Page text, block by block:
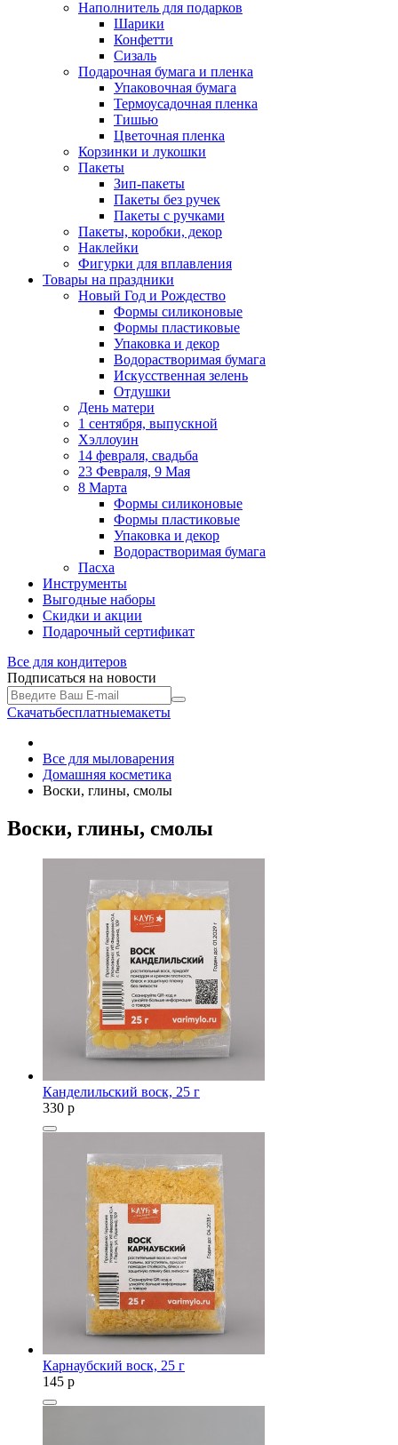
Наполнитель для подарков
Шарики
Конфетти
Сизаль
Подарочная бумага и пленка
Упаковочная бумага
Термоусадочная пленка
Тишью
Цветочная пленка
Корзинки и лукошки
Пакеты
Зип-пакеты
Пакеты без ручек
Пакеты с ручками
Пакеты, коробки, декор
Наклейки
Фигурки для вплавления
Товары на праздники
Новый Год и Рождество
Формы силиконовые
Формы пластиковые
Упаковка и декор
Водорастворимая бумага
Искусственная зелень
Отдушки
День матери
1 сентября, выпускной
Хэллоуин
14 февраля, свадьба
23 Февраля, 9 Мая
8 Марта
Формы силиконовые
Формы пластиковые
Упаковка и декор
Водорастворимая бумага
Пасха
Инструменты
Выгодные наборы
Скидки и акции
Подарочный сертификат
Все для кондитеров
Подписаться на новости
Скачатьбесплатныемакеты
Все для мыловарения
Домашняя косметика
Воски, глины, смолы
Воски, глины, смолы
Канделильский воск, 25 г
330 p
Карнаубский воск, 25 г
145 p